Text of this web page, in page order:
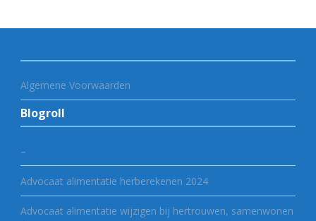
Algemene Voorwaarden
Blogroll
–
Advocaat alimentatie herberekenen 2024
Advocaat alimentatie wijzigen bij hertrouwen, samenwonen